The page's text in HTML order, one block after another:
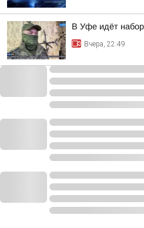
В Уфе идёт
Вчера, 22:49